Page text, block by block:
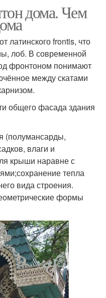
дома. Чем
латинского frontis, что
лоб. В современной
фронтоном понимают
между скатами
общего фасада здания
(полумансарды,
влаги и
крыши наравне с
тепла
вида строения.
формы